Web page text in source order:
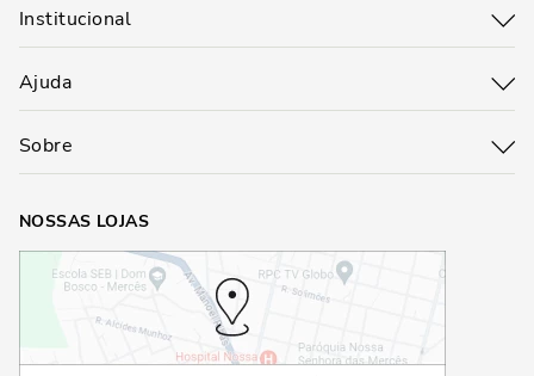
Institucional
Ajuda
Sobre
NOSSAS LOJAS